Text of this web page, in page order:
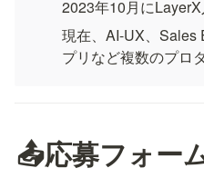
2023年10月にLayerX
現在、AI-UX、Sales
プリなど複数のプロ
📤応募フォー